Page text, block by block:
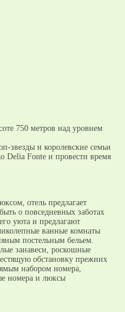
750 метров над уровнем
звезды и королевские семьи
Delia Fonte и провести время
отель предлагает
о повседневных заботах
уюта и предлагают
ванные комнаты
постельным бельем.
занавеси, роскошные
обстановку прежних
набором номера,
номера и люксы